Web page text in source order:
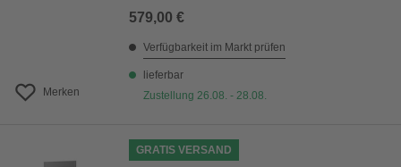
Merken
579,00 €
Verfügbarkeit im Markt prüfen
lieferbar
Zustellung 26.08. - 28.08.
GRATIS VERSAND